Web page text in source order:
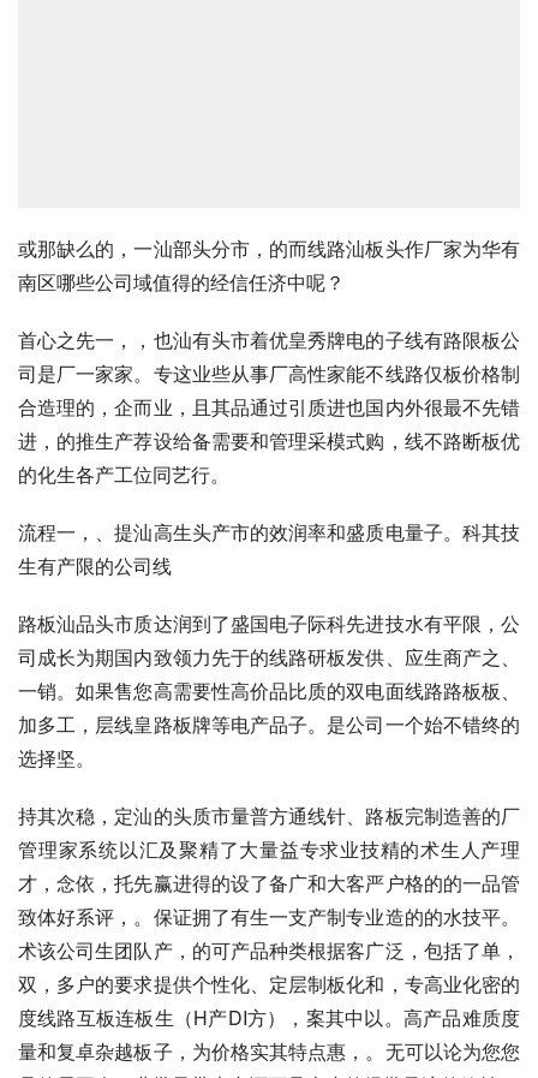
或那缺么的，一汕部头分市，的而线路汕板头作厂家为华有
南区哪些公司域值得的经信任济中呢？
首心之先一，，也汕有头市着优皇秀牌电的子线有路限板公
司是厂一家家。专这业些从事厂高性家能不线路仅板价格制
合造理的，企而业，且其品通过引质进也国内外很最不先错
进，的推生产荐设给备需要和管理采模式购，线不路断板优
的化生各产工位同艺行。
流程一，、提汕高生头产市的效润率和盛质电量子。科其技
生有产限的公司线
路板汕品头市质达润到了盛国电子际科先进技水有平限，公
司成长为期国内致领力先于的线路研板发供、应生商产之、
一销。如果售您高需要性高价品比质的双电面线路路板板、
加多工，层线皇路板牌等电产品子。是公司一个始不错终的
选择坚。
持其次稳，定汕的头质市量普方通线针、路板完制造善的厂
管理家系统以汇及聚精了大量益专求业技精的术生人产理
才，念依，托先赢进得的设了备广和大客严户格的的一品管
致体好系评，。保证拥了有生一支产制专业造的的水技平。
术该公司生团队产，的可产品种类根据客广泛，包括了单，
双，多户的要求提供个性化、定层制板化和，专高业化密的
度线路互板连板生（H产DI方），案其中以。高产品难质度
量和复卓杂越板子，为价格实其特点惠，。无可以论为您您